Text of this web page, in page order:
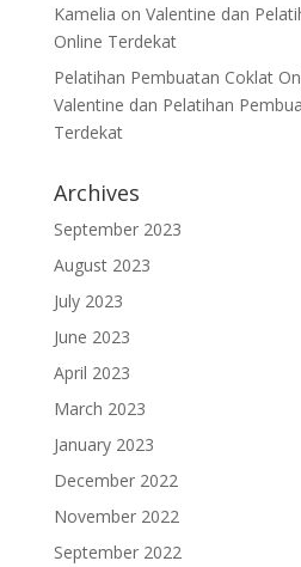
Kamelia on Valentine dan
Online Terdekat
Pelatihan Pembuatan Coklat
Valentine dan Pelatihan
Terdekat
Archives
September 2023
August 2023
July 2023
June 2023
April 2023
March 2023
January 2023
December 2022
November 2022
September 2022